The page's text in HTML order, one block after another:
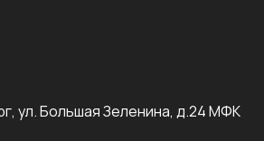
ул. Большая Зеленина, д.24 МФК